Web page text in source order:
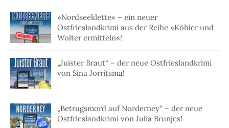
»Nordseeklette« – ein neuer
Ostfrieslandkrimi aus der Reihe »Köhler und
Wolter ermitteln«!
„Juister Braut“ – der neue Ostfrieslandkrimi
von Sina Jorritsma!
„Betrugsmord auf Norderney“ – der neue
Ostfrieslandkrimi von Julia Brunjes!